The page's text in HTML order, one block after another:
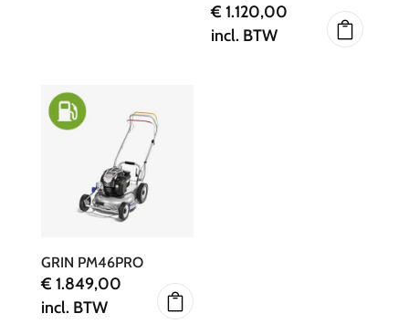
€ 1.120,00
incl. BTW
GRIN PM46PRO
€ 1.849,00
incl. BTW